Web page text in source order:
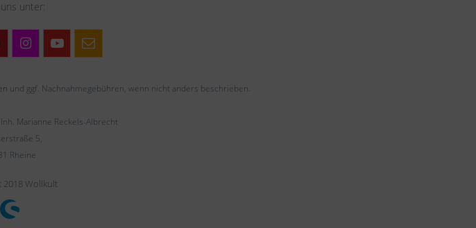
unter:
und ggf. Nachnahmegebühren, wenn nicht anders beschrieben.
Marianne Reckels-Albrecht
5,
Rheine
2018 Wollkult